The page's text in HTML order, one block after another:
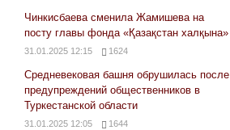
Чинкисбаева сменила Жамишева на
посту главы фонда «Қазақстан халқына»
31.01.2025 12:15 1624
Средневековая башня обрушилась после
предупреждений общественников в
Туркестанской области
31.01.2025 12:05 1644